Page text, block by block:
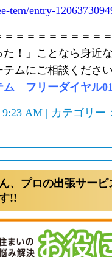
tem/entry-
＝＝＝＝＝＝＝＝＝
た！」ことなら身近
ムにご相談くださ
ム フリーダイヤル
9:23 AM | カテゴリー
、プロの出張サー
!!